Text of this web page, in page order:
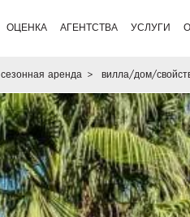
ОЦЕНКА АГЕНТСТВА УСЛУГИ
сезонная аренда > вилла/дом/